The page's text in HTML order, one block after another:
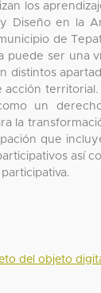
los
Diseño en la
de
puede ser una
distintos
acción
un
la
que
así
del objeto